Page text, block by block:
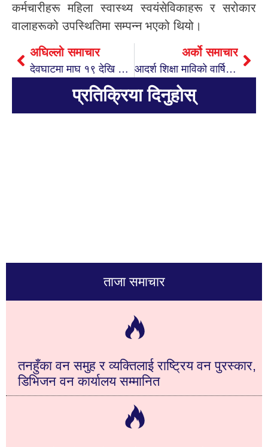
कर्मचारीहरू महिला स्वास्थ्य स्वयंसेविकाहरू र सरोकार
वालाहरूको उपस्थितिमा सम्पन्न भएको थियो।
अघिल्लो समाचार
देवघाटमा माघ १९ देखि २९ गते हुने माघ–महोत्सव तथा शतचण्डीको तयारी पुरा
अर्को समाचार
आदर्श शिक्षा माविको वार्षिकोत्सव सम्पन्न
प्रतिक्रिया दिनुहोस्
ताजा समाचार
तनहुँका वन समुह र व्यक्तिलाई राष्ट्रिय वन पुरस्कार,
डिभिजन वन कार्यालय सम्मानित